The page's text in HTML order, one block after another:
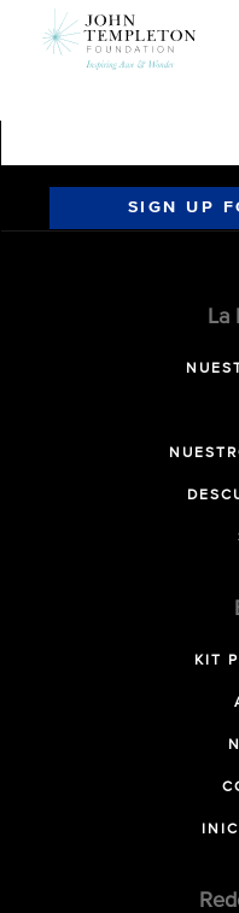
SIGN UP
La
KIT